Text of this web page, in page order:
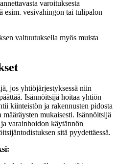
varoituksesta
esim. vesivahingon tai tulipalon
valtuutuksella myös muista
jos yhtiöjärjestyksessä niin
Isännöitsijä hoitaa yhtiön
kiinteistön ja rakennusten pidosta
mukaisesti. Isännöitsijä
varainhoidon käytännön
sitä pyydettäessä.